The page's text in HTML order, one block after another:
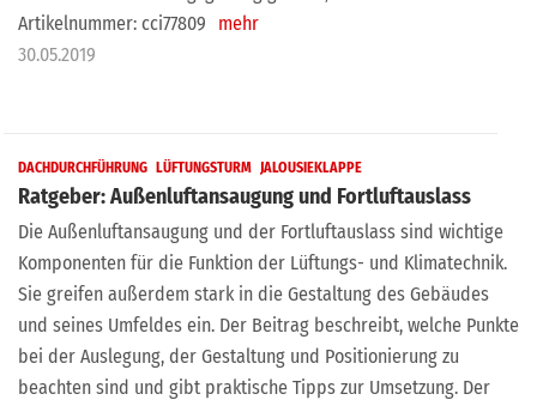
Artikelnummer: cci77809
mehr
30.05.2019
DACHDURCHFÜHRUNG LÜFTUNGSTURM JALOUSIEKLAPPE
Ratgeber: Außenluftansaugung und Fortluftauslass
Die Außenluftansaugung und der Fortluftauslass sind wichtige
Komponenten für die Funktion der Lüftungs- und Klimatechnik.
Sie greifen außerdem stark in die Gestaltung des Gebäudes
und seines Umfeldes ein. Der Beitrag beschreibt, welche Punkte
bei der Auslegung, der Gestaltung und Positionierung zu
beachten sind und gibt praktische Tipps zur Umsetzung. Der